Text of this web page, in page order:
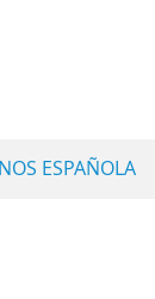
ESPAÑOLA